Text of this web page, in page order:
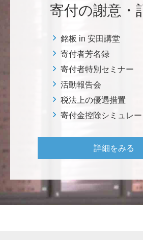
です。 <障害のある学生や研究者の
恵良 道信
リベラルアーツとしての経済学を
さい。 <経済学研究科・経済学部支
紺野 邦昭
世界のISAKI」を実現し、日本を、
ス・プロジェクト（三崎臨海実験所
穴吹 善範
昨春に開催された小石川植物園の
寄付の謝意・
銘板 in 安田講堂
寄付者芳名録
寄付者特別セミナー
活動報告会
税法上の優遇措置
寄付金控除シミュレ
詳細をみる